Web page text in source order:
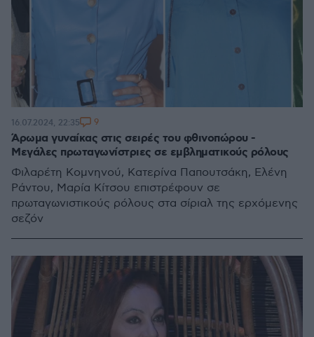
Άρωμα γυναίκας στις σειρές του φθινοπώρου -
Μεγάλες πρωταγωνίστριες σε εμβληματικούς ρόλους
Φιλαρέτη Κομνηνού, Κατερίνα Παπουτσάκη, Ελένη
Ράντου, Μαρία Κίτσου επιστρέφουν σε
πρωταγωνιστικούς ρόλους στα σίριαλ της ερχόμενης
σεζόν
16.07.2024, 22:35 9